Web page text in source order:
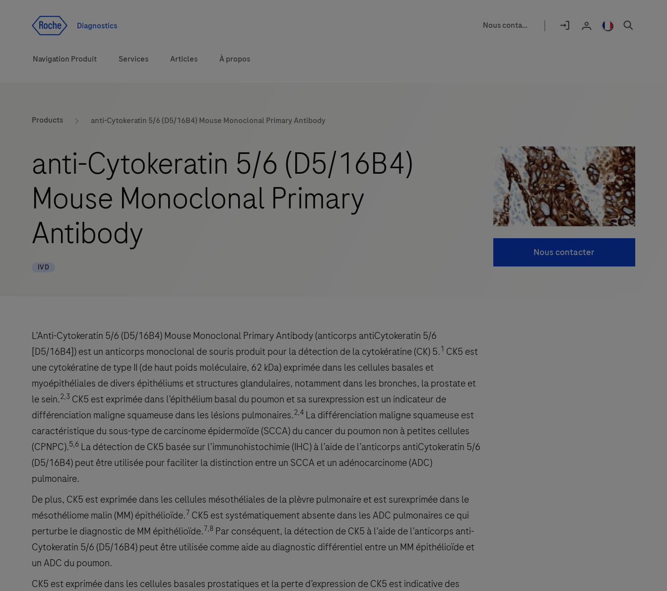
Diagnostics Nous contacter |
Sélecteur
Navigation Produit
Solutions
Services Articles À propos
Products anti-Cytokeratin 5/6 (D5/16B4) Mouse Monoclonal Primary Antibody
anti-Cytokeratin 5/6 (D5/16B4)
Mouse Monoclonal Primary
Antibody
IVD
Nous contacter
L’Anti-Cytokeratin 5/6 (D5/16B4) Mouse Monoclonal Primary Antibody (anticorps antiCytokeratin 5/6
[D5/16B4]) est un anticorps monoclonal de souris produit pour la détection de la cytokératine (CK) 5.1 CK5 est
une cytokératine de type II (de haut poids moléculaire, 62 kDa) exprimée dans les cellules basales et
myoépithéliales de divers épithéliums et structures glandulaires, notamment dans les bronches, la prostate et
le sein.2,3 CK5 est exprimée dans l’épithélium basal du poumon et sa surexpression est un indicateur de
différenciation maligne squameuse dans les lésions pulmonaires.2,4 La différenciation maligne squameuse est
caractéristique du sous-type de carcinome épidermoïde (SCCA) du cancer du poumon non à petites cellules
(CPNPC).5,6 La détection de CK5 basée sur l’immunohistochimie (IHC) à l’aide de l’anticorps antiCytokeratin 5/6
(D5/16B4) peut être utilisée pour faciliter la distinction entre un SCCA et un adénocarcinome (ADC)
pulmonaire.
De plus, CK5 est exprimée dans les cellules mésothéliales de la plèvre pulmonaire et est surexprimée dans le
mésothéliome malin (MM) épithélioïde.7 CK5 est systématiquement absente dans les ADC pulmonaires ce qui
perturbe le diagnostic de MM épithélioïde.7,8 Par conséquent, la détection de CK5 à l’aide de l’anticorps anti-
Cytokeratin 5/6 (D5/16B4) peut être utilisée comme aide au diagnostic différentiel entre un MM épithélioïde et
un ADC du poumon.
CK5 est exprimée dans les cellules basales prostatiques et la perte d’expression de CK5 est indicative des